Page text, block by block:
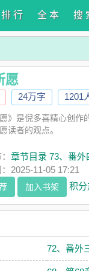
排 行 全 本 搜
愿
24万字 1201
愿》是倪多喜精心创
读者的观点。
章节目录 73、番外
2025-11-05 17:21
加入书架 积
72、番外